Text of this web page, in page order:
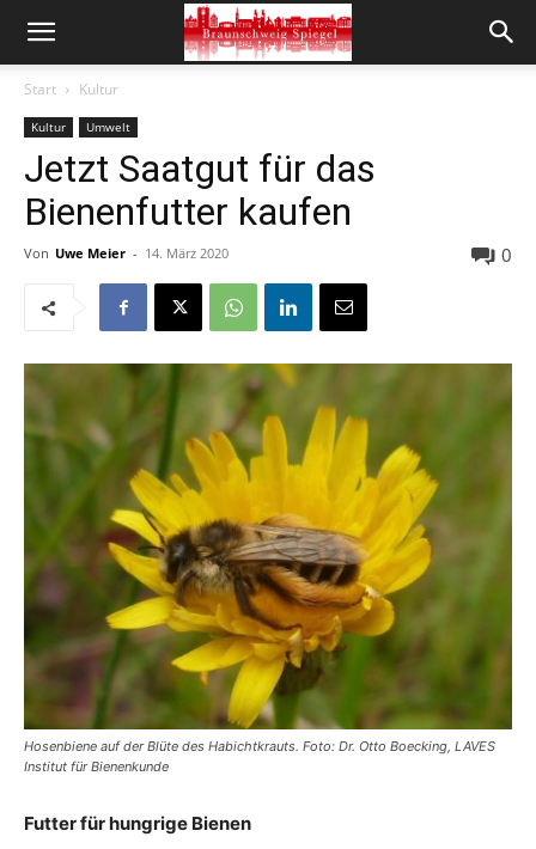
Start Kultur
Kultur Umwelt
Jetzt Saatgut für das
Bienenfutter kaufen
Von Uwe Meier - 14. März 2020 0
Hosenbiene auf der Blüte des Habichtkrauts. Foto: Dr. Otto Boecking, LAVES
Institut für Bienenkunde
Futter für hungrige Bienen